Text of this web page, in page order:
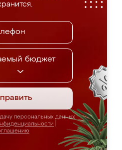
бюджет
персональных данных